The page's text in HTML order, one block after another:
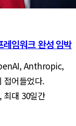
임워크 완성 임박
Anthropic,
접어들었다.
최대 30일간